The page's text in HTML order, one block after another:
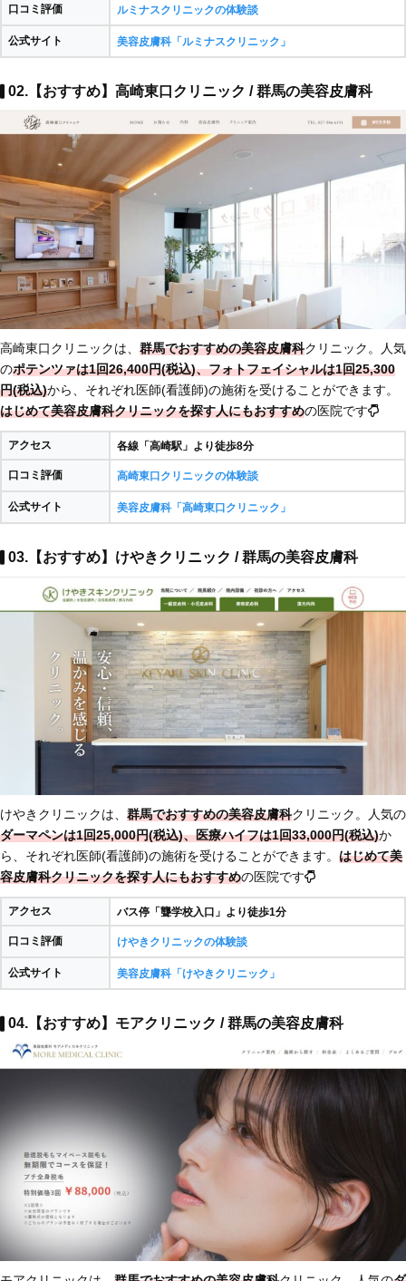
口コミ評価 ルミナスクリニックの体験談
公式サイト 美容皮膚科「ルミナスクリニック」
02.【おすすめ】高崎東口クリニック / 群馬の美容皮膚科
高崎東口クリニックは、 群馬でおすすめの美容皮膚科クリニック。人気
のポテンツァは1回26,400円(税込)、フォトフェイシャルは1回25,300
円(税込)から、それぞれ医師(看護師)の施術を受けることができます。
はじめて美容皮膚科クリニックを探す人にもおすすめの医院です
アクセス 各線「高崎駅」より徒歩8分
口コミ評価 高崎東口クリニックの体験談
公式サイト 美容皮膚科「高崎東口クリニック」
03.【おすすめ】けやきクリニック / 群馬の美容皮膚科
けやきクリニックは、 群馬でおすすめの美容皮膚科クリニック。人気の
ダーマペンは1回25,000円(税込)、医療ハイフは1回33,000円(税込)か
ら、それぞれ医師(看護師)の施術を受けることができます。 はじめて美
容皮膚科クリニックを探す人にもおすすめの医院です
アクセス バス停「聾学校入口」より徒歩1分
口コミ評価 けやきクリニックの体験談
公式サイト 美容皮膚科「けやきクリニック」
04.【おすすめ】モアクリニック / 群馬の美容皮膚科